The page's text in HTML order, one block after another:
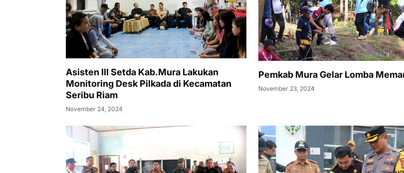
Asisten III Setda Kab.Mura Lakukan
Monitoring Desk Pilkada di Kecamatan
Seribu Riam
November 24, 2024
Pemkab Mura Gelar Lomba
November 23, 2024